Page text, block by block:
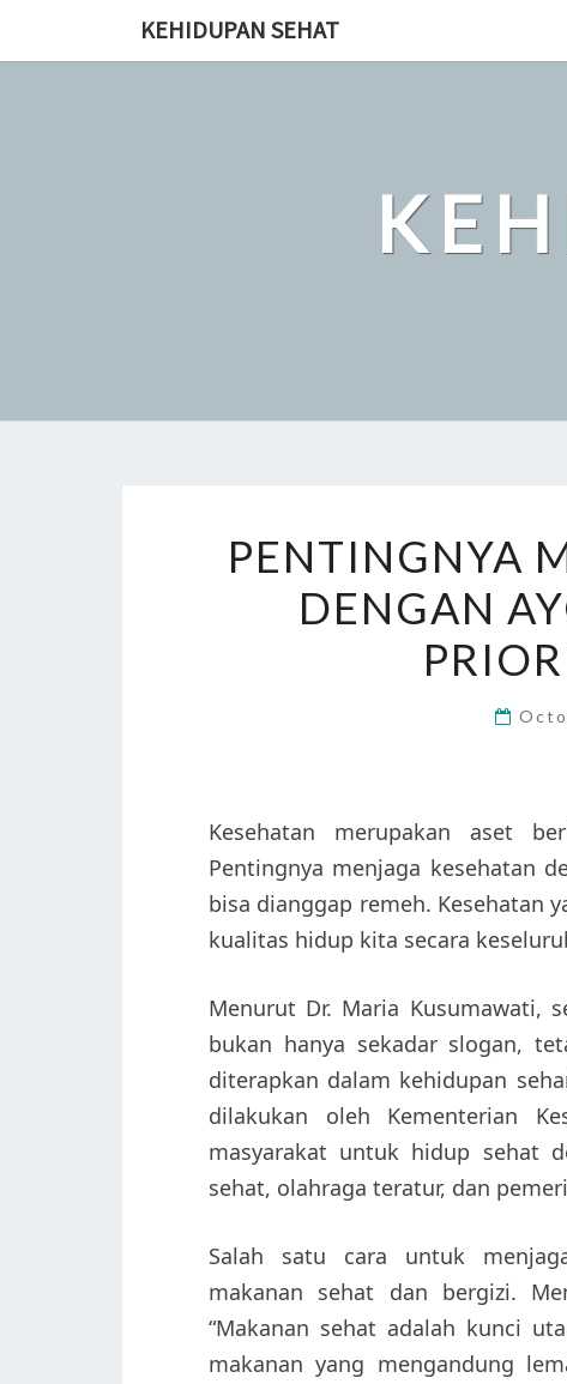
KEHIDUPAN SEHAT
PENTINGNYA
DENGAN
Kesehatan merupakan aset
Pentingnya menjaga kesehatan
bisa dianggap remeh. Kesehatan
kualitas hidup kita secara
Menurut Dr. Maria Kusumawati,
bukan hanya sekadar slogan,
diterapkan dalam kehidupan
dilakukan oleh Kementerian
masyarakat untuk hidup sehat
sehat, olahraga teratur, dan
Salah satu cara untuk
makanan sehat dan bergizi.
“Makanan sehat adalah kunci
makanan yang mengandung